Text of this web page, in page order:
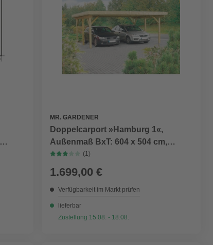
MR. GARDENER
Doppelcarport »Hamburg 1«,
Außenmaß BxT: 604 x 504 cm,
braun, Holzart: Kiefer
(1)
1.699,00 €
Verfügbarkeit im Markt prüfen
lieferbar
Zustellung 15.08. - 18.08.